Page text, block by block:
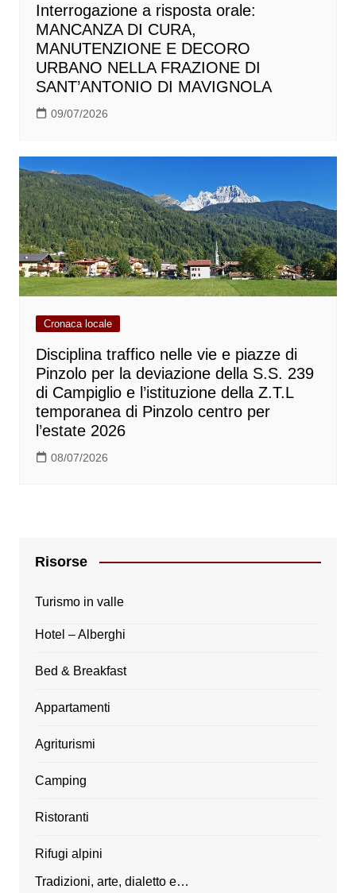
Interrogazione a risposta orale:
MANCANZA DI CURA,
MANUTENZIONE E DECORO
URBANO NELLA FRAZIONE DI
SANT’ANTONIO DI MAVIGNOLA
09/07/2026
Cronaca locale
Disciplina traffico nelle vie e piazze di
Pinzolo per la deviazione della S.S. 239
di Campiglio e l’istituzione della Z.T.L
temporanea di Pinzolo centro per
l’estate 2026
08/07/2026
Risorse
Turismo in valle
Hotel – Alberghi
Bed & Breakfast
Appartamenti
Agriturismi
Camping
Ristoranti
Rifugi alpini
Tradizioni, arte, dialetto e…